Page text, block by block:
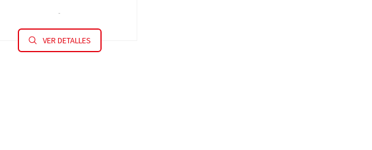
-
VER DETALLES